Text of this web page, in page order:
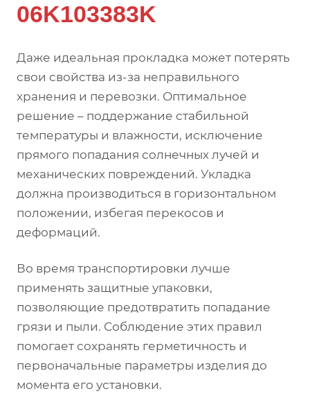
06K103383K
Даже идеальная прокладка может потерять
свои свойства из-за неправильного
хранения и перевозки. Оптимальное
решение – поддержание стабильной
температуры и влажности, исключение
прямого попадания солнечных лучей и
механических повреждений. Укладка
должна производиться в горизонтальном
положении, избегая перекосов и
деформаций.
Во время транспортировки лучше
применять защитные упаковки,
позволяющие предотвратить попадание
грязи и пыли. Соблюдение этих правил
помогает сохранять герметичность и
первоначальные параметры изделия до
момента его установки.